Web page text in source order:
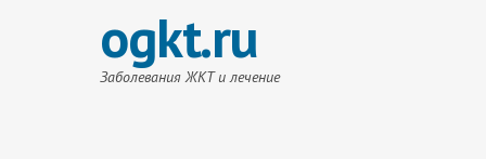
ogkt.ru
Заболевания ЖКТ и лечение